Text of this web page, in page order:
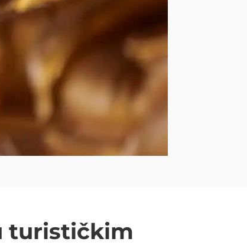
turističkim